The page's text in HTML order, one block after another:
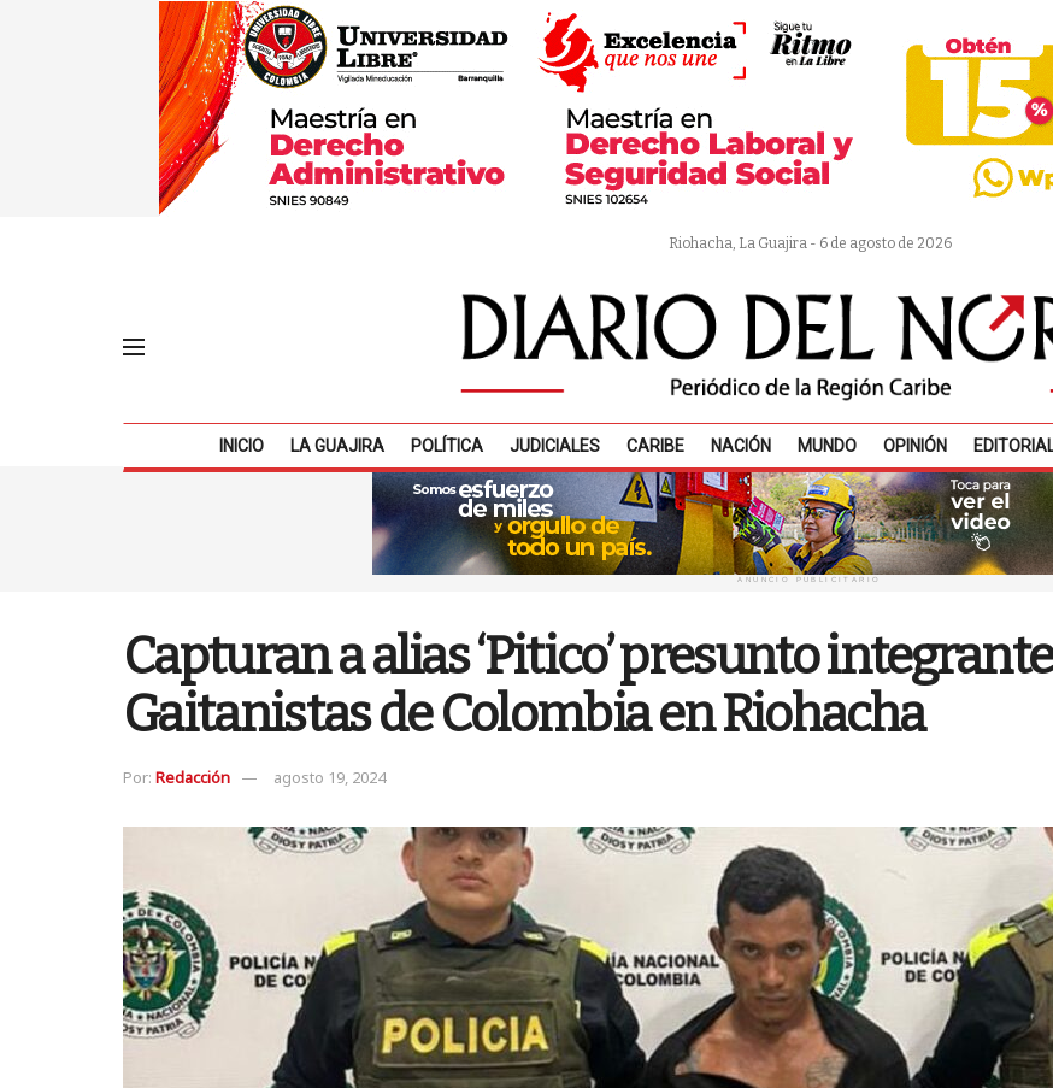
Riohacha, La Guajira - 6 de agosto de 2026
INICIO LA GUAJIRA POLÍTICA JUDICIALES CARIBE NACIÓN MUNDO OPINIÓN
ANUNCIO PUBLICITARIO
Capturan a alias ‘Pitico’ presunto
Gaitanistas de Colombia en Riohacha
Por: Redacción agosto 19, 2024